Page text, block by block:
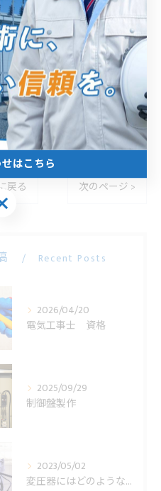
７９６−１
戻る 次のページ >
Recent Posts
2026/04/20
電気工事士 資格
2025/09/29
制御盤製作
2023/05/02
変圧器にはどのような役割があるの？
はこちら
はこちら